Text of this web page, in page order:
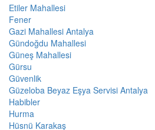
Etiler Mahallesi
Fener
Gazi Mahallesi Antalya
Gündoğdu Mahallesi
Güneş Mahallesi
Gürsu
Güvenlik
Güzeloba Beyaz Eşya Servisi Antalya
Habibler
Hurma
Hüsnü Karakaş